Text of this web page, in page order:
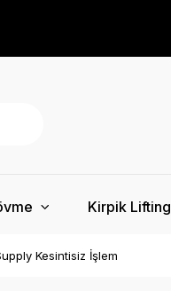
Kirpik Lifting
Kesintisiz İşlem